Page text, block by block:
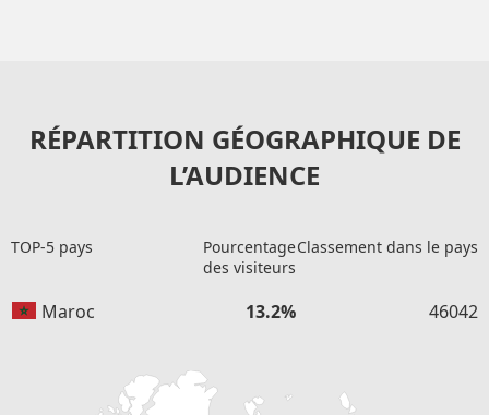
RÉPARTITION GÉOGRAPHIQUE DE
L’AUDIENCE
TOP-5 pays
Pourcentage
des visiteurs
Classement dans le pays
Maroc 13.2% 46042